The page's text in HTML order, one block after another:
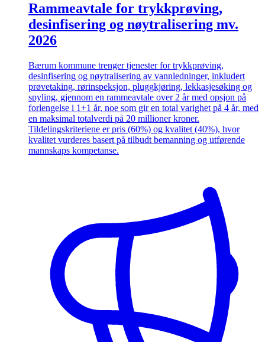
Rammeavtale for trykkprøving,
desinfisering og nøytralisering mv.
2026
Bærum kommune trenger tjenester for trykkprøving,
desinfisering og nøytralisering av vannledninger, inkludert
prøvetaking, rørinspeksjon, pluggkjøring, lekkasjesøking og
spyling, gjennom en rammeavtale over 2 år med opsjon på
forlengelse i 1+1 år, noe som gir en total varighet på 4 år, med
en maksimal totalverdi på 20 millioner kroner.
Tildelingskriteriene er pris (60%) og kvalitet (40%), hvor
kvalitet vurderes basert på tilbudt bemanning og utførende
mannskaps kompetanse.